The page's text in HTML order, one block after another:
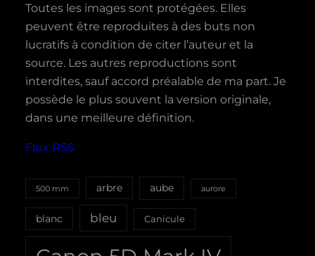
Toutes les images sont protégées. Elles
peuvent être reproduites à des buts non
lucratifs à condition de citer l’auteur et la
source. Les autres reproductions sont
interdites, sauf accord préalable de ma part. Je
possède le plus souvent la version originale,
dans une meilleure définition.
Flux RSS
500 mm arbre aube aurore
blanc bleu Canicule